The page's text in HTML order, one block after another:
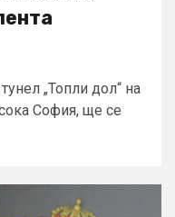
„Топли дол“ на
София, ще се